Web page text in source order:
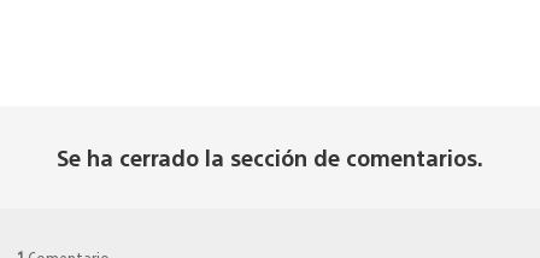
Se ha cerrado la sección de comentarios.